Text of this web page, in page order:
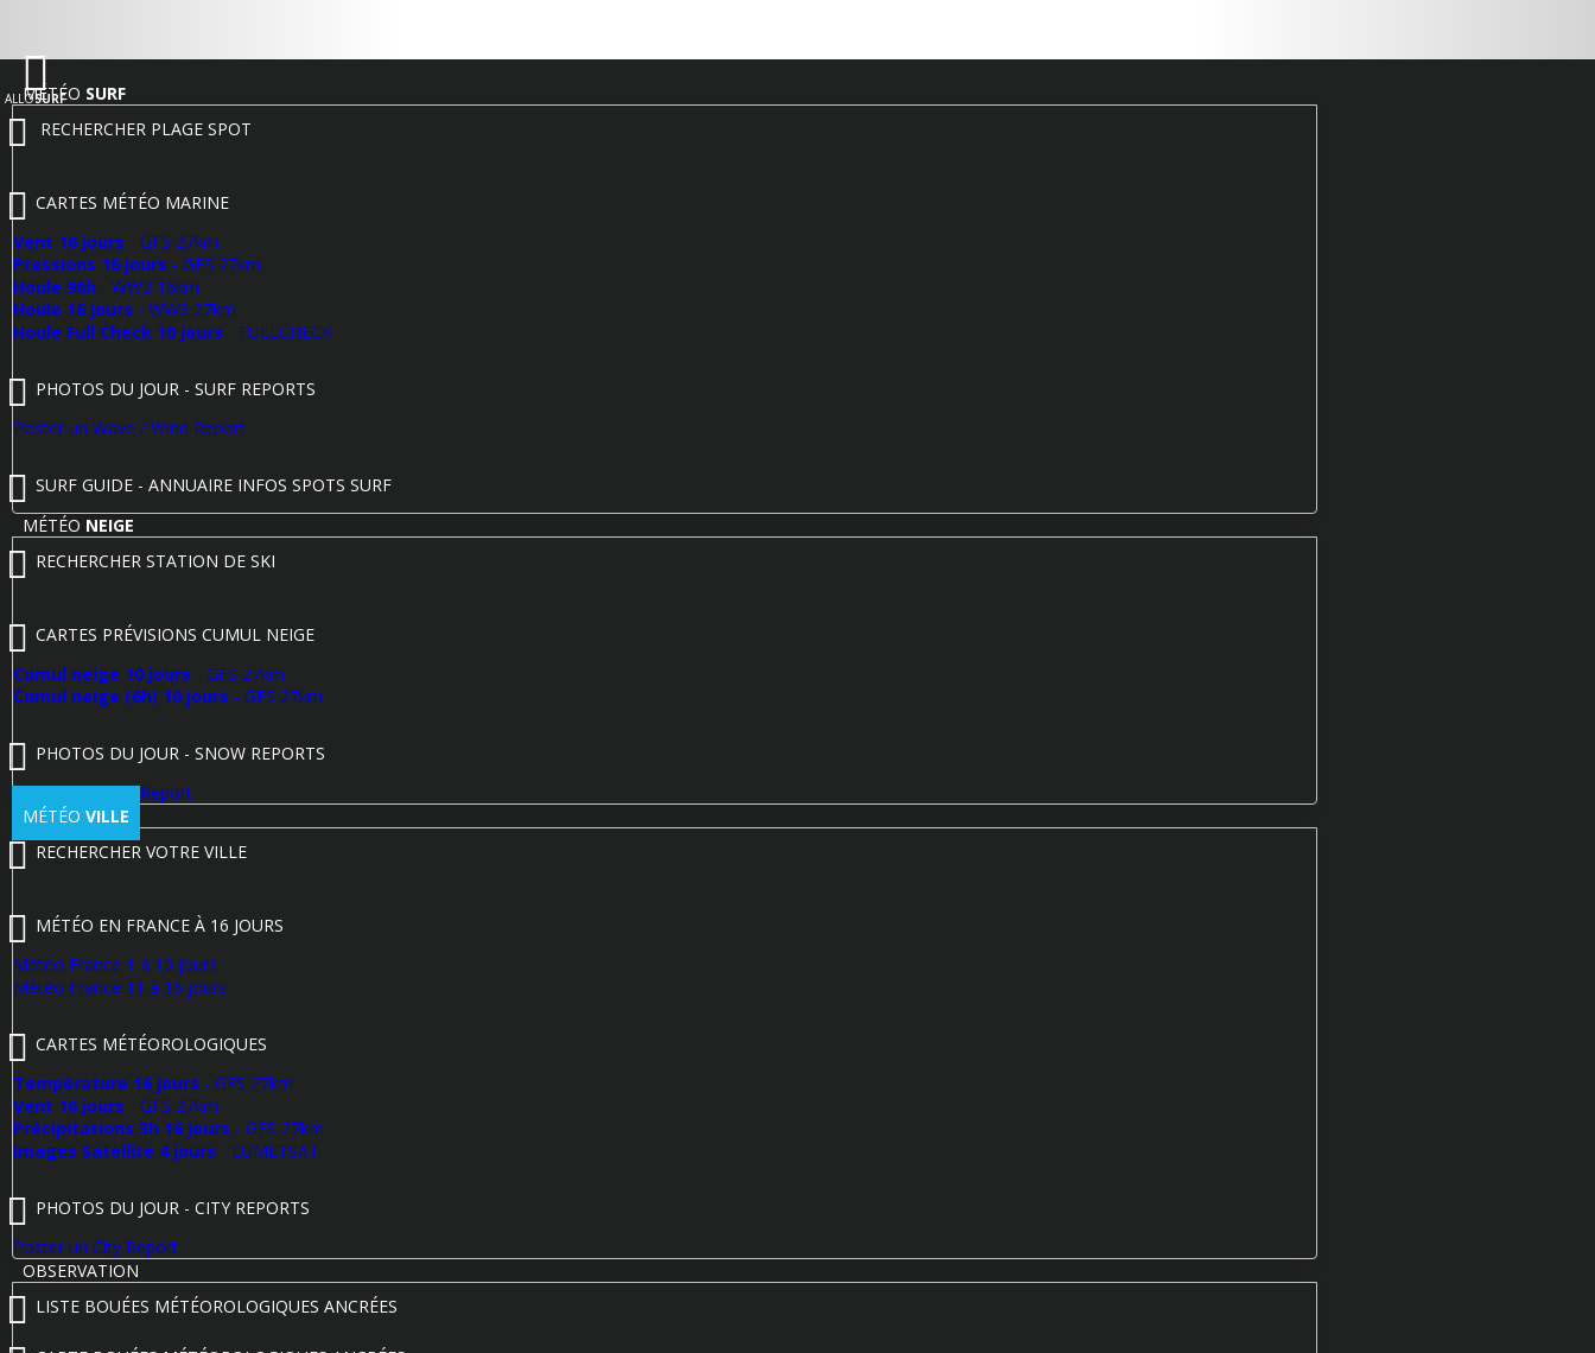
ALLOSURF
MÉTÉO SURF
RECHERCHER PLAGE SPOT
CARTES MÉTÉO MARINE
Vent 16 jours - GFS 27km
Pressions 16 jours - GFS 27km
Houle 96h - WW3 16km
Houle 16 jours - WW3 27km
Houle Full Check 10 jours - FULLCHECK
PHOTOS DU JOUR - SURF REPORTS
Poster un Wave / Wind Report
SURF GUIDE - ANNUAIRE INFOS SPOTS SURF
MÉTÉO NEIGE
RECHERCHER STATION DE SKI
CARTES PRÉVISIONS CUMUL NEIGE
Cumul neige 10 jours - GFS 27km
Cumul neige (6h) 10 jours - GFS 27km
PHOTOS DU JOUR - SNOW REPORTS
Poster un Snow Report
MÉTÉO VILLE
RECHERCHER VOTRE VILLE
MÉTÉO EN FRANCE À 16 JOURS
Météo France 1 à 10 jours
Météo France 11 à 16 jours
CARTES MÉTÉOROLOGIQUES
Température 16 jours - GFS 27km
Vent 16 jours - GFS 27km
Précipitations 3h 16 jours - GFS 27km
Images Satellite 4 jours - EUMETSAT
PHOTOS DU JOUR - CITY REPORTS
Poster un City Report
OBSERVATION
LISTE BOUÉES MÉTÉOROLOGIQUES ANCRÉES